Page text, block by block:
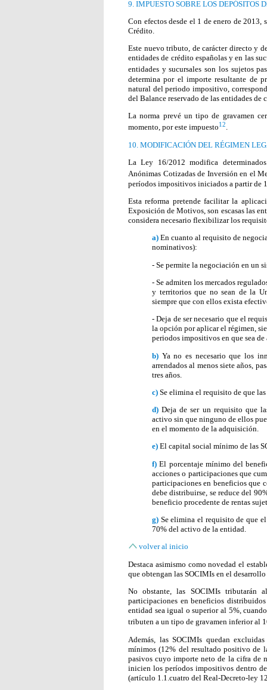
9. IMPUESTO SOBRE LOS DEPÓSITOS
Con efectos desde el 1 de enero de 2013,
Crédito.
Este nuevo tributo, de carácter directo y
entidades de crédito españolas y en las
entidades y sucursales son los sujetos
determina por el importe resultante de
natural del periodo impositivo,
del Balance reservado de las entidades
La norma prevé un tipo de gravamen
momento, por este impuesto12.
10. MODIFICACIÓN DEL RÉGIMEN
La Ley 16/2012 modifica
Anónimas Cotizadas de Inversión en el
períodos impositivos iniciados a partir de
Esta reforma pretende facilitar la
Exposición de Motivos, son escasas las
considera necesario flexibilizar los
a) En cuanto al requisito de
nominativos):
- Se permite la negociación en un
- Se admiten los mercados
y territorios que no sean de la
siempre que con ellos exista
- Deja de ser necesario que el
la opción por aplicar el régimen,
periodos impositivos en que sea
b) Ya no es necesario que los
arrendados al menos siete años,
tres años.
c) Se elimina el requisito de que
d) Deja de ser un requisito que
activo sin que ninguno de ellos
en el momento de la adquisición.
e) El capital social mínimo de las
f) El porcentaje mínimo del
acciones o participaciones que
participaciones en beneficios que
debe distribuirse, se reduce del
beneficio procedente de rentas
g) Se elimina el requisito de que
70% del activo de la entidad.
volver al inicio
Destaca asimismo como novedad el
que obtengan las SOCIMIs en el
No obstante, las SOCIMIs
participaciones en beneficios
entidad sea igual o superior al 5%,
tributen a un tipo de gravamen inferior al
Además, las SOCIMIs quedan
mínimos (12% del resultado positivo de
pasivos cuyo importe neto de la cifra de
inicien los períodos impositivos dentro
(artículo 1.1.cuatro del Real-Decreto-ley